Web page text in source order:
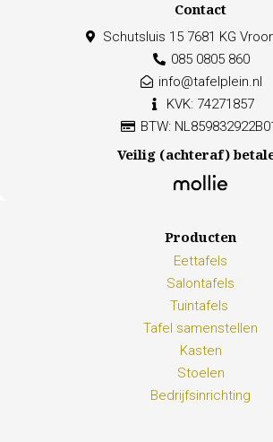
Contact
Schutsluis 15 7681 KG
085 0805 860
info@tafelplein.nl
KVK: 74271857
BTW:
Veilig (achteraf)
Producten
Eettafels
Salontafels
Tuintafels
Tafel samenstellen
Kasten
Stoelen
Bedrijfsinrichting